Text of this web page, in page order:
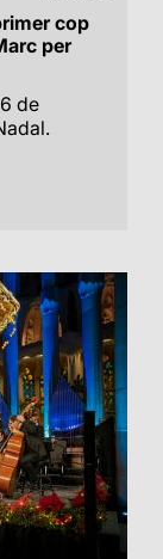
cop
per
de